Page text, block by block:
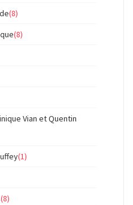
(8)
(8)
Vian et Quentin
(1)
(8)